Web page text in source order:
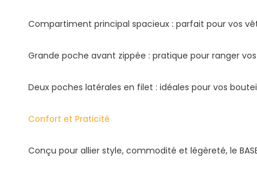
Compartiment principal spacieux : parfait pour vos
Grande poche avant zippée : pratique pour ranger
Deux poches latérales en filet : idéales pour vos
Confort et Praticité
Conçu pour allier style, commodité et légèreté, le